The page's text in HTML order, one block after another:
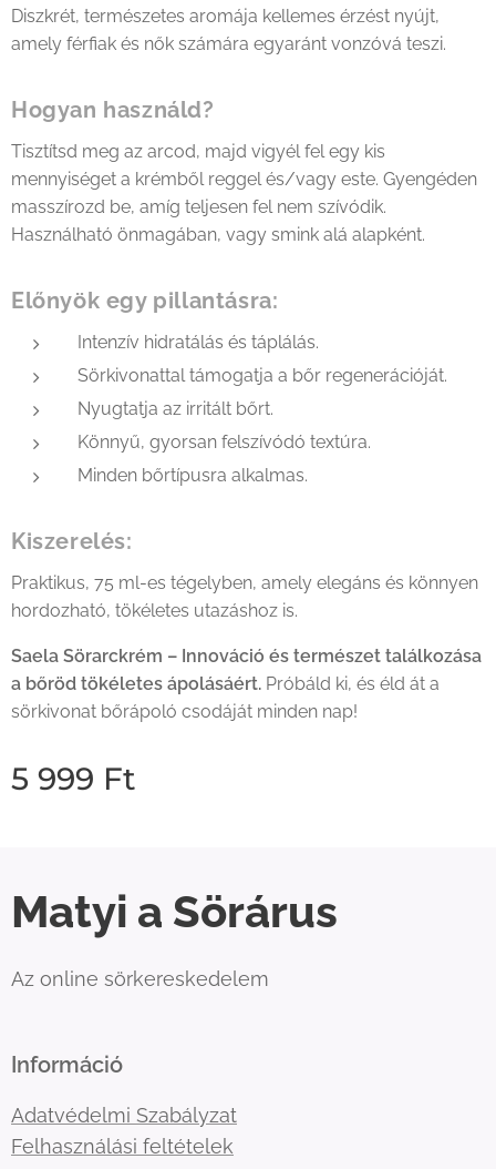
Diszkrét, természetes aromája kellemes érzést nyújt,
amely férfiak és nők számára egyaránt vonzóvá teszi.
Hogyan használd?
Tisztítsd meg az arcod, majd vigyél fel egy kis
mennyiséget a krémből reggel és/vagy este. Gyengéden
masszírozd be, amíg teljesen fel nem szívódik.
Használható önmagában, vagy smink alá alapként.
Előnyök egy pillantásra:
Intenzív hidratálás és táplálás.
Sörkivonattal támogatja a bőr regenerációját.
Nyugtatja az irritált bőrt.
Könnyű, gyorsan felszívódó textúra.
Minden bőrtípusra alkalmas.
Kiszerelés:
Praktikus, 75 ml-es tégelyben, amely elegáns és könnyen
hordozható, tökéletes utazáshoz is.
Saela Sörarckrém – Innováció és természet találkozása
a bőröd tökéletes ápolásáért. Próbáld ki, és éld át a
sörkivonat bőrápoló csodáját minden nap!
5 999 Ft
Matyi a Sörárus
Az online sörkereskedelem
Információ
Adatvédelmi Szabályzat
Felhasználási feltételek